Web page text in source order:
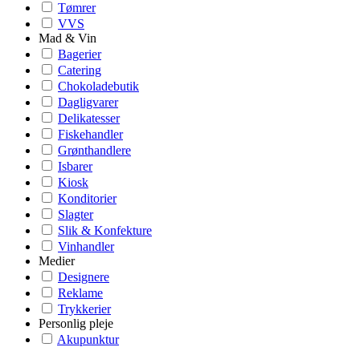
Tømrer
VVS
Mad & Vin
Bagerier
Catering
Chokoladebutik
Dagligvarer
Delikatesser
Fiskehandler
Grønthandlere
Isbarer
Kiosk
Konditorier
Slagter
Slik & Konfekture
Vinhandler
Medier
Designere
Reklame
Trykkerier
Personlig pleje
Akupunktur